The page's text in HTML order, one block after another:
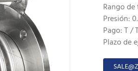
Rango
Presión:
Pago: T /
Plazo de